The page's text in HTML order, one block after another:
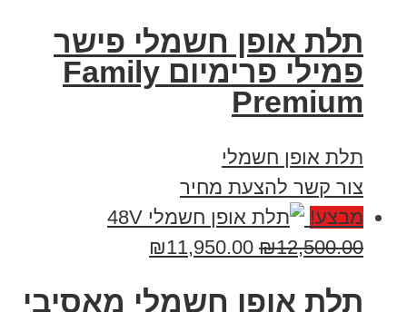
תלת אופן חשמלי פישר
פמילי פרימיום Family
Premium
תלת אופן חשמלי
צור קשר להצעת מחיר
מבצע!
₪12,500.00
₪11,950.00
תלת אופן חשמלי מאסיבי